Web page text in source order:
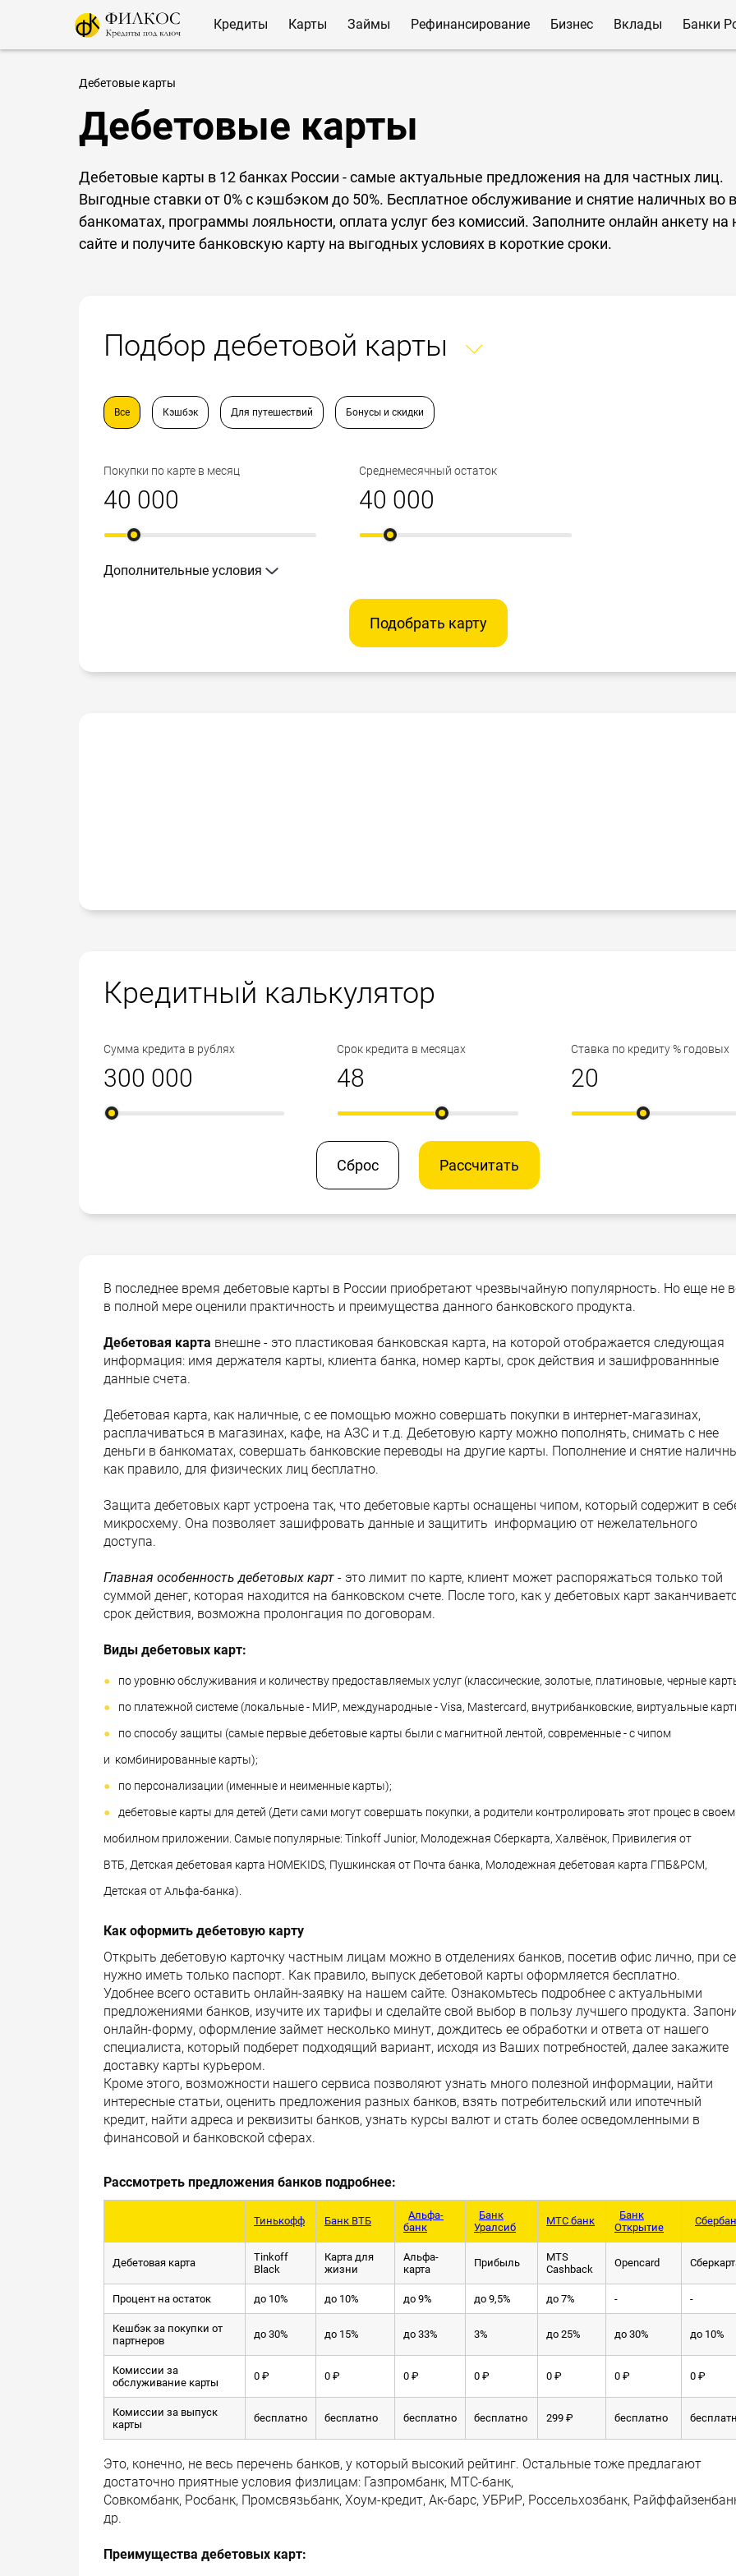
Кредиты Карты Займы Рефинансирование Бизнес Вклады Банки
Дебетовые карты
Дебетовые карты
Дебетовые карты в 12 банках России - самые актуальные предложения на для частных лиц.
Выгодные ставки от 0% с кэшбэком до 50%. Бесплатное обслуживание и снятие наличных во
банкоматах, программы лояльности, оплата услуг без комиссий. Заполните онлайн анкету
сайте и получите банковскую карту на выгодных условиях в короткие сроки.
Подбор дебетовой карты
Все Кэшбэк Для путешествий Бонусы и скидки
Покупки по карте в месяц Среднемесячный остаток
Дополнительные условия
Подобрать карту
Кредитный калькулятор
Сумма кредита в рублях Срок кредита в месяцах Ставка по кредиту % годовых
Сброс Рассчитать
В последнее время дебетовые карты в России приобретают чрезвычайную популярность. Но еще не
в полной мере оценили практичность и преимущества данного банковского продукта.
Дебетовая карта внешне - это пластиковая банковская карта, на которой отображается следующая
информация: имя держателя карты, клиента банка, номер карты, срок действия и зашифрованнные
данные счета.
Дебетовая карта, как наличные, с ее помощью можно совершать покупки в интернет-магазинах,
расплачиваться в магазинах, кафе, на АЗС и т.д. Дебетовую карту можно пополнять, снимать с нее
деньги в банкоматах, совершать банковские переводы на другие карты. Пополнение и снятие
как правило, для физических лиц бесплатно.
Защита дебетовых карт устроена так, что дебетовые карты оснащены чипом, который содержит в
микросхему. Она позволяет зашифровать данные и защитить информацию от нежелательного
доступа.
Главная особенность дебетовых карт - это лимит по карте, клиент может распоряжаться только той
суммой денег, которая находится на банковском счете. После того, как у дебетовых карт
срок действия, возможна пролонгация по договорам.
Виды дебетовых карт:
по уровню обслуживания и количеству предоставляемых услуг (классические, золотые, платиновые, черные
по платежной системе (локальные - МИР, международные - Visa, Mastercard, внутрибанковские, виртуальные
по способу защиты (самые первые дебетовые карты были с магнитной лентой, современные - с чипом
и комбинированные карты);
по персонализации (именные и неименные карты);
дебетовые карты для детей (Дети сами могут совершать покупки, а родители контролировать этот процес в своем
мобилном приложении. Самые популярные: Tinkoff Junior, Молодежная Сберкарта, Халвёнок, Привилегия от
ВТБ, Детская дебетовая карта HOMEKIDS, Пушкинская от Почта банка, Молодежная дебетовая карта ГПБ&РСМ,
Детская от Альфа-банка).
Как оформить дебетовую карту
Открыть дебетовую карточку частным лицам можно в отделениях банков, посетив офис лично, при
нужно иметь только паспорт. Как правило, выпуск дебетовой карты оформляется бесплатно.
Удобнее всего оставить онлайн-заявку на нашем сайте. Ознакомьтесь подробнее с актуальными
предложениями банков, изучите их тарифы и сделайте свой выбор в пользу лучшего продукта.
онлайн-форму, оформление займет несколько минут, дождитесь ее обработки и ответа от нашего
специалиста, который подберет подходящий вариант, исходя из Ваших потребностей, далее закажите
доставку карты курьером.
Кроме этого, возможности нашего сервиса позволяют узнать много полезной информации, найти
интересные статьи, оценить предложения разных банков, взять потребительский или ипотечный
кредит, найти адреса и реквизиты банков, узнать курсы валют и стать более осведомленными в
финансовой и банковской сферах.
Рассмотреть предложения банков подробнее:
Тинькофф Банк ВТБ
Альфа-
банк
Банк
Уралсиб
МТС банк
Банк
Открытие
Дебетовая карта
Tinkoff
Black
Карта для
жизни
Альфа-
карта
Прибыль
MTS
Cashback
Opencard
Процент на остаток до 10% до 10% до 9% до 9,5% до 7% - -
Кешбэк за покупки от
партнеров
до 30% до 15% до 33% 3% до 25% до 30% до 10%
Комиссии за
обслуживание карты
0 ₽ 0 ₽ 0 ₽ 0 ₽ 0 ₽ 0 ₽ 0 ₽
Комиссии за выпуск
карты
бесплатно бесплатно бесплатно бесплатно 299 ₽ бесплатно
Это, конечно, не весь перечень банков, у который высокий рейтинг. Остальные тоже предлагают
достаточно приятные условия физлицам: Газпромбанк, МТС-банк,
Совкомбанк, Росбанк, Промсвязьбанк, Хоум-кредит, Ак-барс, УБРиР, Россельхозбанк,
др.
Преимущества дебетовых карт: